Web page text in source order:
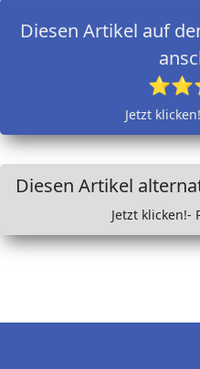
Diesen Artikel auf
Jetzt
Diesen Artikel
Jetzt klicken!-